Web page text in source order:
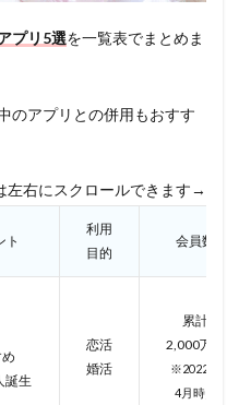
プリ5選を一覧表でまとめま
のアプリとの併用もおすす
左右にスクロールできます→
ト
利用
目的
会員数
誕生
恋活
婚活
累計
2,000万人
※2022年
4月時点